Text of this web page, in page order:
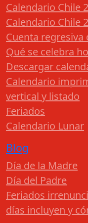
Calendario Chile
Calendario Chile
Cuenta regresiva
Qué se celebra
Descargar
Calendario
vertical y listado
Feriados
Calendario Lunar
Blog
Día de la Madre
Día del Padre
Feriados
días incluyen y